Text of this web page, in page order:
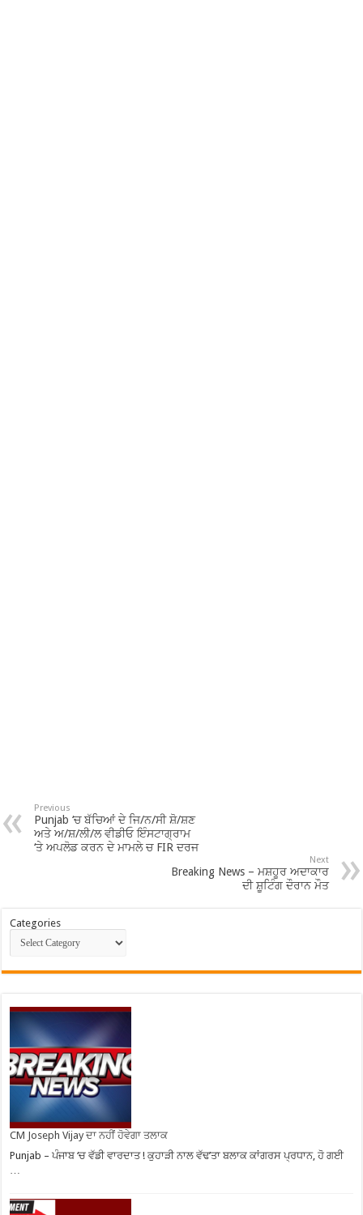
Previous
Punjab ‘ਚ ਬੱਚਿਆਂ ਦੇ ਜਿ/ਨ/ਸੀ ਸ਼ੋ/ਸ਼ਣ
ਅਤੇ ਅ/ਸ਼/ਲੀ/ਲ ਵੀਡੀਓ ਇੰਸਟਾਗ੍ਰਾਮ
‘ਤੇ ਅਪਲੋਡ ਕਰਨ ਦੇ ਮਾਮਲੇ ਚ FIR ਦਰਜ
Next
Breaking News – ਮਸ਼ਹੂਰ ਅਦਾਕਾਰ
ਦੀ ਸ਼ੂਟਿੰਗ ਦੌਰਾਨ ਮੌਤ
Categories
CM Joseph Vijay ਦਾ ਨਹੀਂ ਹੋਵੇਗਾ ਤਲਾਕ
Punjab – ਪੰਜਾਬ ‘ਚ ਵੱਡੀ ਵਾਰਦਾਤ ! ਕੁਹਾੜੀ ਨਾਲ ਵੱਢ’ਤਾ ਬਲਾਕ ਕਾਂਗਰਸ ਪ੍ਰਧਾਨ, ਹੋ ਗਈ